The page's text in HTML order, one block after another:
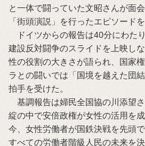
と一体で闘っていた文昭さんが面
「街頭演説」を行ったエピソードを
ドイツからの報告は40分にわた
建設反対闘争のスライドを上映し
性の役割の大きさが語られ、国家
ラとの闘いでは「国境を越えた団
拍手を受けた。
基調報告は婦民全国協の川添望
綻の中で安倍政権が女性の活用を
今、女性労働者が国鉄決戦を先頭
すべての労働者階級人民の未来を